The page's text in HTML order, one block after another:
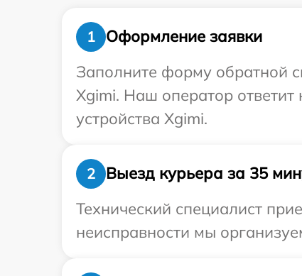
1
Оформление заявки
Заполните форму обратной
Xgimi. Наш оператор
устройства Xgimi.
2
Выезд курьера за 35
Технический специалист
неисправности мы